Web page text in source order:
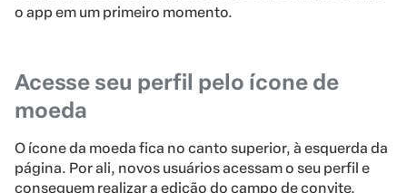
o app em um primeiro momento.
Acesse seu perfil pelo ícone de
moeda
O ícone da moeda fica no canto superior, à esquerda da
página. Por ali, novos usuários acessam o seu perfil e
conseguem realizar a edição do campo de convite.